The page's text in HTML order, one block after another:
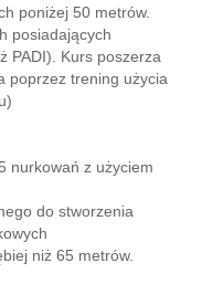
poniżej 50 metrów.
posiadających
PADI). Kurs poszerza
poprzez trening użycia
nurkowań z użyciem
do stworzenia
niż 65 metrów.